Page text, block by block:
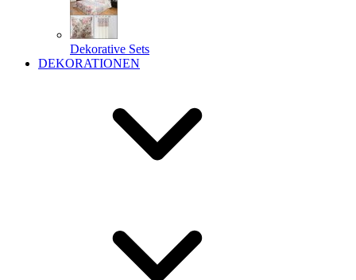
Dekorative Sets
DEKORATIONEN